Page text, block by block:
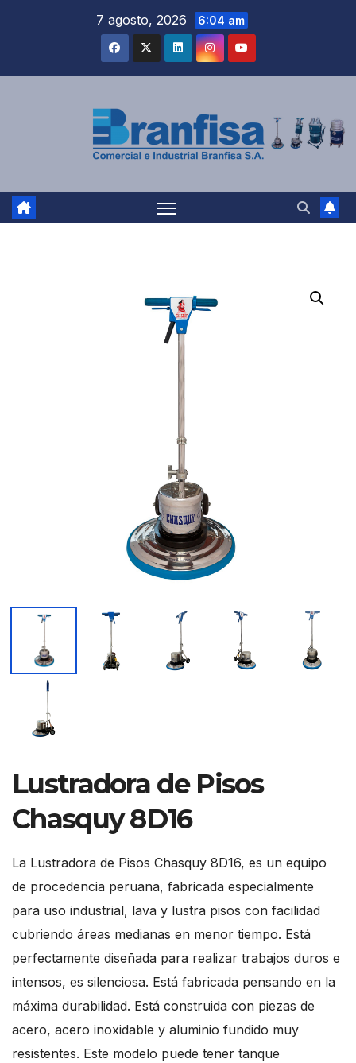
7 agosto, 2026 6:04 am
Lustradora de Pisos
Chasquy 8D16
La Lustradora de Pisos Chasquy 8D16, es un equipo
de procedencia peruana, fabricada especialmente
para uso industrial, lava y lustra pisos con facilidad
cubriendo áreas medianas en menor tiempo. Está
perfectamente diseñada para realizar trabajos duros e
intensos, es silenciosa. Está fabricada pensando en la
máxima durabilidad. Está construida con piezas de
acero, acero inoxidable y aluminio fundido muy
resistentes. Este modelo puede tener tanque